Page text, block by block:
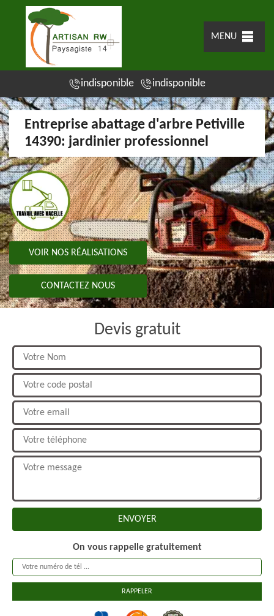
MENU
indisponible indisponible
Entreprise abattage d'arbre Petiville
14390: jardinier professionnel
VOIR NOS RÉALISATIONS
CONTACTEZ NOUS
Devis gratuit
On vous rappelle gratuitement